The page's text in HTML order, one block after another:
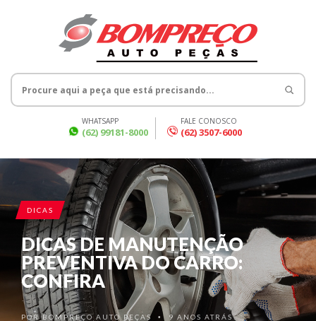
WHATSAPP
(62) 99181-8000
FALE CONOSCO
(62) 3507-6000
DICAS
DICAS DE MANUTENÇÃO
PREVENTIVA DO CARRO:
CONFIRA
PORBOMPREÇO AUTO PEÇAS • 9 ANOS ATRÁS